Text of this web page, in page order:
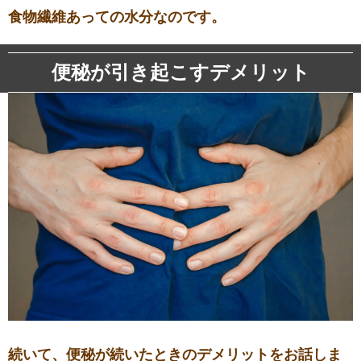
食物繊維あっての水分なのです。
便秘が引き起こすデメリット
続いて、便秘が続いたときのデメリットをお話しま